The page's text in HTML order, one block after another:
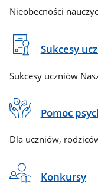
Nieobecności
Sukcesy
Sukcesy uczniów
Pomoc
Dla uczniów,
Konkursy